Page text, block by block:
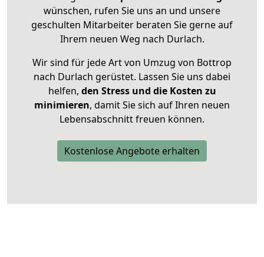
wünschen, rufen Sie uns an und unsere
geschulten Mitarbeiter beraten Sie gerne auf
Ihrem neuen Weg nach Durlach.
Wir sind für jede Art von Umzug von Bottrop
nach Durlach gerüstet. Lassen Sie uns dabei
helfen, den Stress und die Kosten zu
minimieren, damit Sie sich auf Ihren neuen
Lebensabschnitt freuen können.
Kostenlose Angebote erhalten